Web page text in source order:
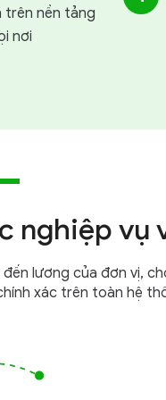
trên nền tảng
nơi
nghiệp vụ
lương của đơn vị,
xác trên toàn hệ